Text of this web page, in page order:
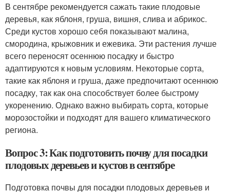
В сентябре рекомендуется сажать такие плодовые
деревья, как яблоня, груша, вишня, слива и абрикос.
Среди кустов хорошо себя показывают малина,
смородина, крыжовник и ежевика. Эти растения лучше
всего переносят осеннюю посадку и быстро
адаптируются к новым условиям. Некоторые сорта,
такие как яблоня и груша, даже предпочитают осеннюю
посадку, так как она способствует более быстрому
укоренению. Однако важно выбирать сорта, которые
морозостойки и подходят для вашего климатического
региона.
Вопрос 3: Как подготовить почву для посадки
плодовых деревьев и кустов в сентябре
Подготовка почвы для посадки плодовых деревьев и